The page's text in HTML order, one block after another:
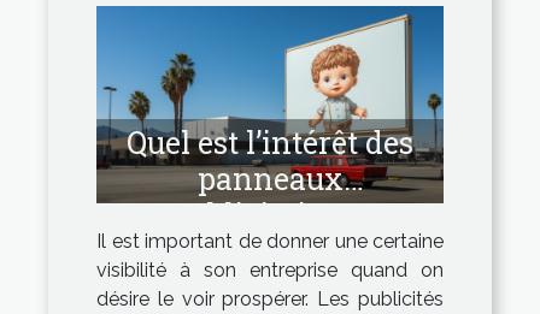
Quel est l’intérêt des
panneaux
publicitaires ?
Il est important de donner une certaine
visibilité à son entreprise quand on
désire le voir prospérer. Les publicités